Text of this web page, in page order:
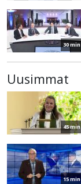
30 min
Uusimmat
45 min
15 min